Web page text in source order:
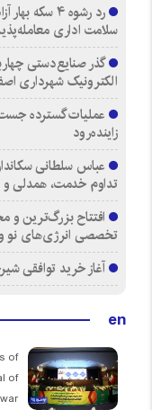
رد رشوه ۴
سلامت اداری
گذر صنایع‌دستی
الکترونیک شهرداری
عملیات گسترده
زاینده‌رود
عباس سلطانی
تداوم خدمت، همدلی و
افتتاح بزرگ‌ترین و
تخصصی انرژی‌های نو و
آغاز خرید توافقی
en
of
of